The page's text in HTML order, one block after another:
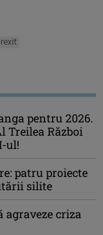
pentru 2026.
Treilea Război
ul!
patru proiecte
silite
criza